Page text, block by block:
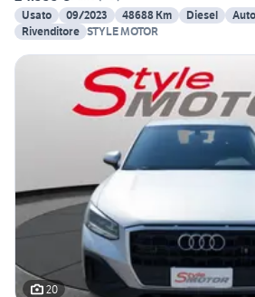
Usato
09/2023 48688 Km Diesel
Rivenditore STYLE MOTOR
20